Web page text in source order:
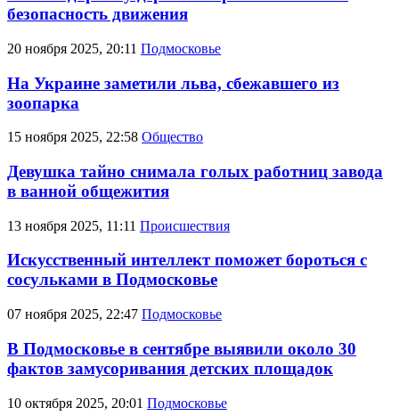
безопасность движения
20 ноября 2025, 20:11 Подмосковье
На Украине заметили льва, сбежавшего из
зоопарка
15 ноября 2025, 22:58 Общество
Девушка тайно снимала голых работниц завода
в ванной общежития
13 ноября 2025, 11:11 Происшествия
Искусственный интеллект поможет бороться с
сосульками в Подмосковье
07 ноября 2025, 22:47 Подмосковье
В Подмосковье в сентябре выявили около 30
фактов замусоривания детских площадок
10 октября 2025, 20:01 Подмосковье